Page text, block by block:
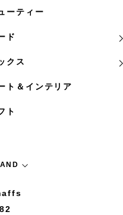
ーティー
ド
クス
ト＆インテリア
ト